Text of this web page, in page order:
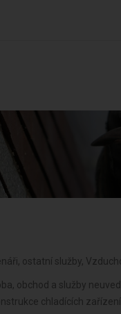
ostatní služby,
obchod a služby
chladících